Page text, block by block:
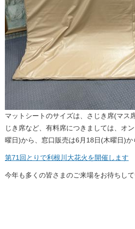
マットシートのサイズは、さじき席(マス
じき席など、有料席につきましては、オ
曜日)から、窓口販売は6月18日(木曜日)か
第71回とりで利根川大花火を開催します
今年も多くの皆さまのご来場をお待ちして